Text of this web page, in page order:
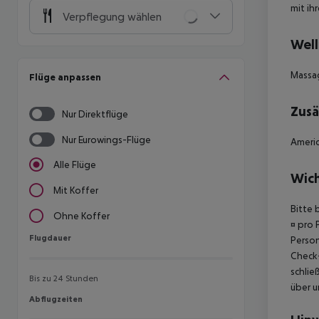
Verpflegung wählen
Flüge anpassen
Nur Direktflüge
Nur Eurowings-Flüge
Alle Flüge
Mit Koffer
Ohne Koffer
Flugdauer
Flugdauer
Bis zu 24 Stunden
Abflugzeiten
Abflugzeiten
mit
Bitte
¤ pro
über